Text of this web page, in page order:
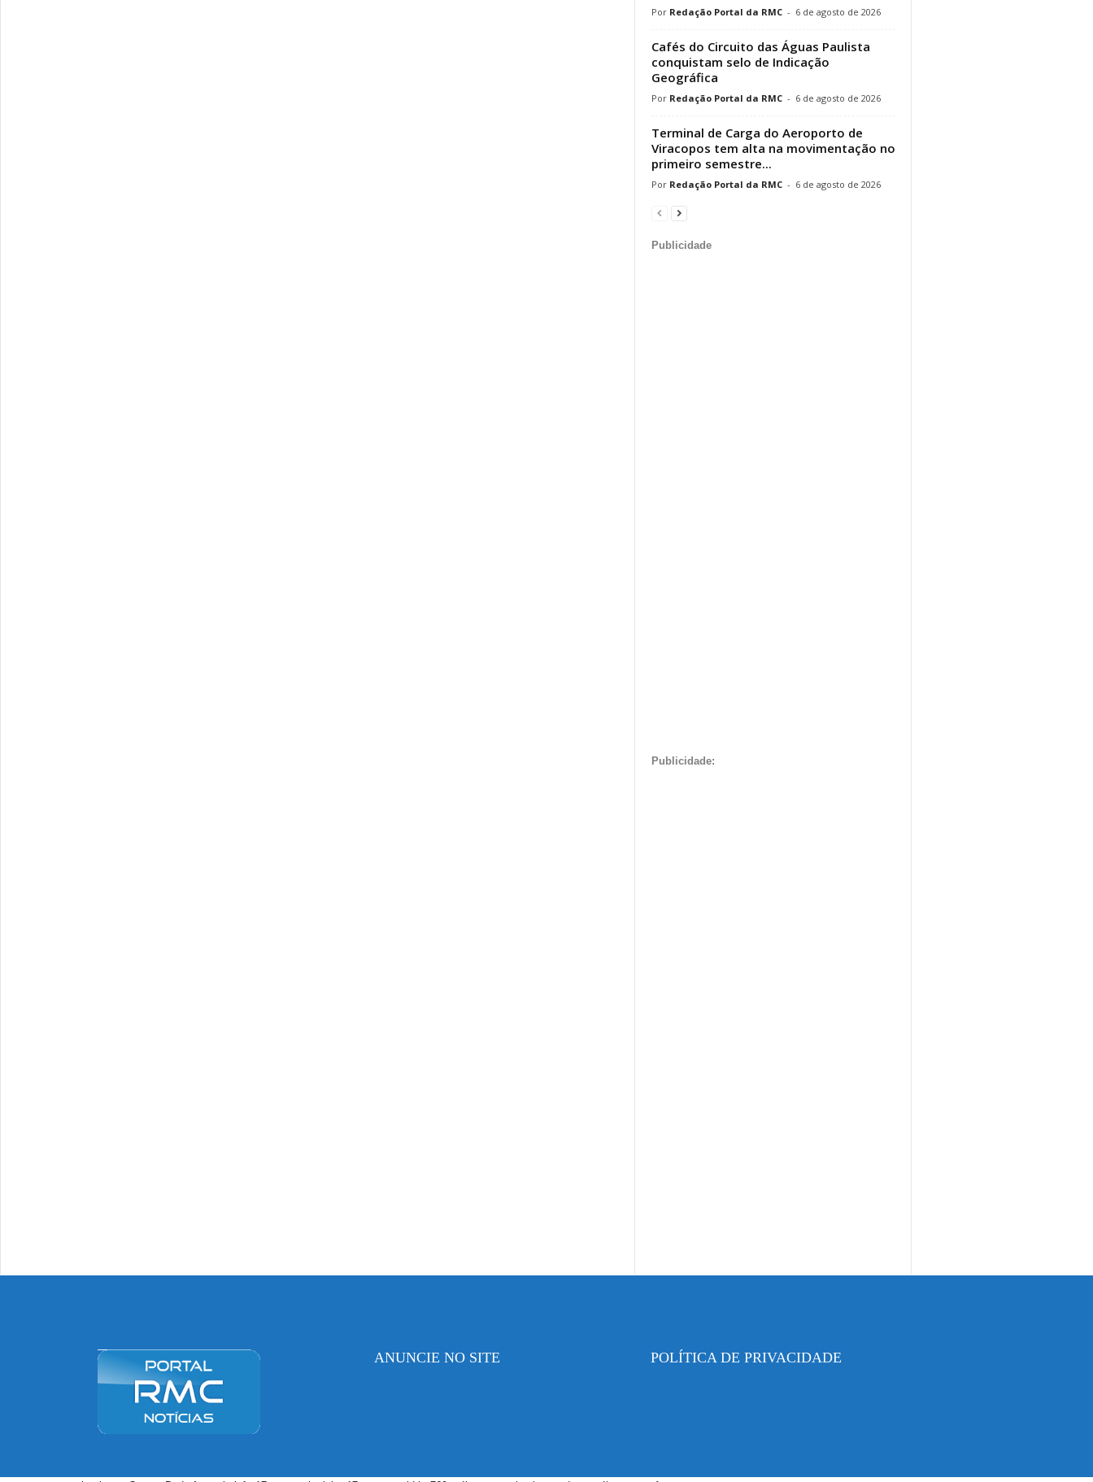
Redação Portal da RMC - 6 de agosto de 2026
Cafés do Circuito das Águas Paulista
conquistam selo de Indicação
Geográfica
Redação Portal da RMC - 6 de agosto de 2026
Terminal de Carga do Aeroporto de
Viracopos tem alta na movimentação no
primeiro semestre...
Redação Portal da RMC - 6 de agosto de 2026
Publicidade
Publicidade:
ANUNCIE NO SITE POLÍTICA DE PRIVACIDADE